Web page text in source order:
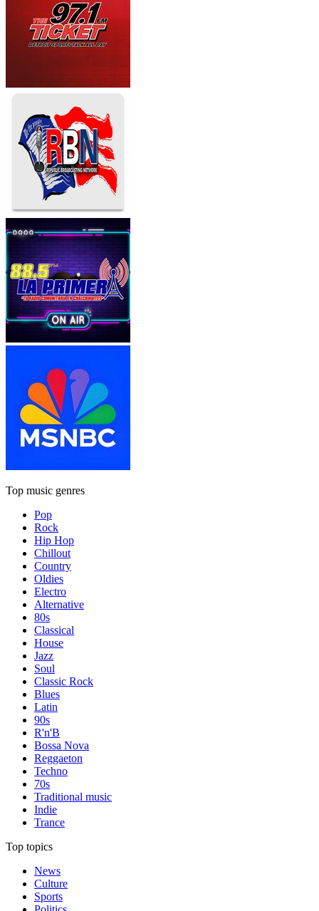
Top music genres
Pop
Rock
Hip Hop
Chillout
Country
Oldies
Electro
Alternative
80s
Classical
House
Jazz
Soul
Classic Rock
Blues
Latin
90s
R'n'B
Bossa Nova
Reggaeton
Techno
70s
Traditional music
Indie
Trance
Top topics
News
Culture
Sports